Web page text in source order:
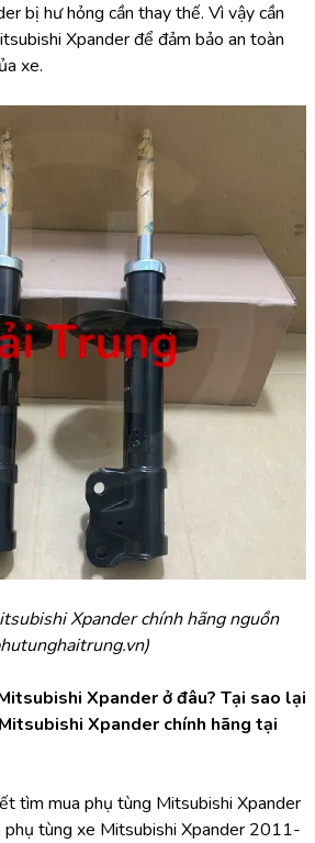
bị hư hỏng cần thay thế. Vì vậy cần
Xpander để đảm bảo an toàn
xe.
Xpander chính hãng nguồn
Xpander ở đâu? Tại sao lại
Xpander chính hãng tại
tìm mua phụ tùng Mitsubishi Xpander
phụ tùng xe Mitsubishi Xpander 2011-